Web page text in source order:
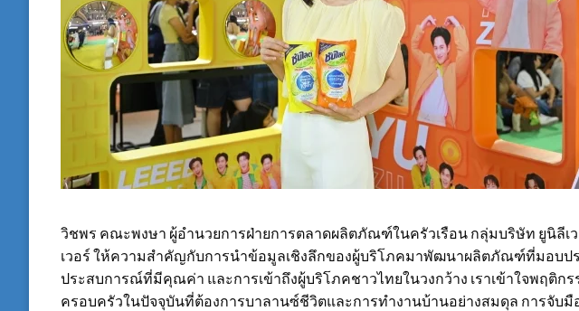
วิชพร คณะพงษา ผู้อำนวยการฝ่ายการตลาดผลิตภัณฑ์ในครัวเรือน กลุ่มบริษัท ยูนิลีเว
เวอร์ ให้ความสำคัญกับการนำข้อมูลเชิงลึกของผู้บริโภคมาพัฒนาผลิตภัณฑ์ที่มอบป
ประสบการณ์ที่มีคุณค่า และการเข้าถึงผู้บริโภคชาวไทยในวงกว้าง เราเข้าใจพฤติก
ครอบครัวในปัจจุบันที่ต้องการบาลานซ์ชีวิตและการทำงานบ้านอย่างสมดุล การจับมือ